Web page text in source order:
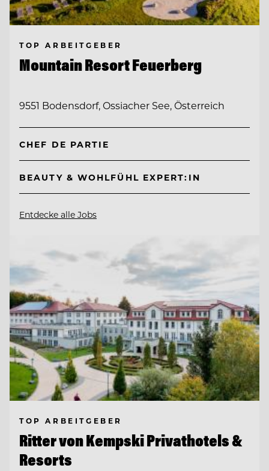
TOP ARBEITGEBER
Mountain Resort Feuerberg
9551 Bodensdorf, Ossiacher See, Österreich
CHEF DE PARTIE
BEAUTY & WOHLFÜHL EXPERT:IN
Entdecke alle Jobs
TOP ARBEITGEBER
Ritter von Kempski Privathotels &
Resorts